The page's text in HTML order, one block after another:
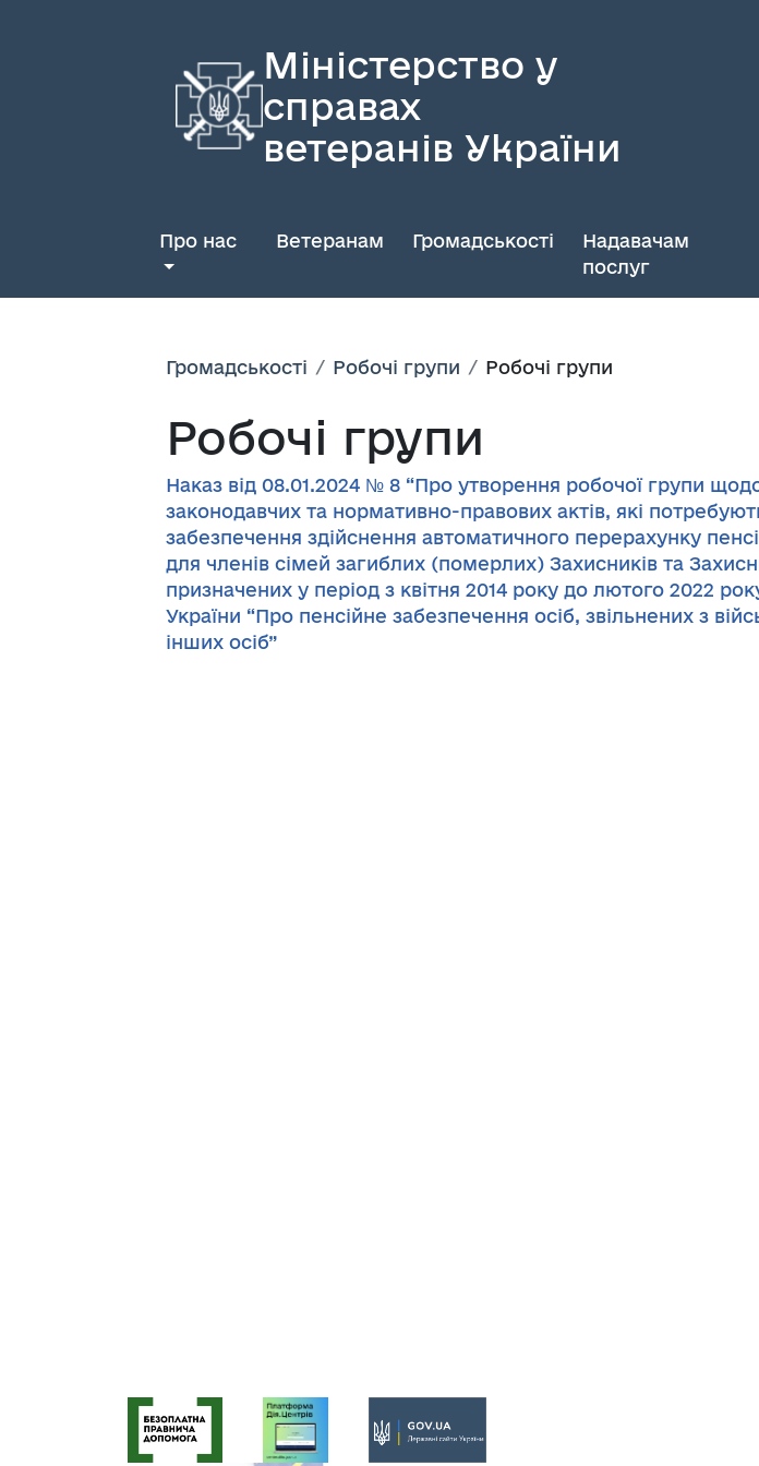
Міністерство у
справах
ветеранів України
Про нас Ветеранам Громадськості
Надавачам
послуг
Громадськості Робочі групи Робочі групи
Робочі групи
Наказ від 08.01.2024 № 8 “Про утворення робочої групи
законодавчих та нормативно-правових актів, які
забезпечення здійснення автоматичного перерахунку
для членів сімей загиблих (померлих) Захисників та
призначених у період з квітня 2014 року до лютого 2022
України “Про пенсійне забезпечення осіб, звільнених з
інших осіб”